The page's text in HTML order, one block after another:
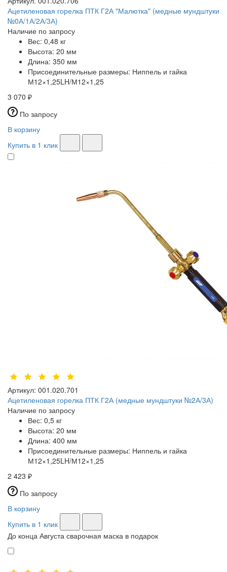
Ацетиленовая горелка ПТК Г2А "Малютка" (медные мундштуки
№0А/1А/2А/3А)
Наличие по запросу
Вес: 0,48 кг
Высота: 20 мм
Длина: 350 мм
Присоединительные размеры: Ниппель и гайка
М12×1,25LH/М12×1,25
3 070 ₽
По запросу
В корзину
Купить в 1 клик
Артикул: 001.020.701
Ацетиленовая горелка ПТК Г2А (медные мундштуки №2А/3А)
Наличие по запросу
Вес: 0,5 кг
Высота: 20 мм
Длина: 400 мм
Присоединительные размеры: Ниппель и гайка
М12×1,25LH/М12×1,25
2 423 ₽
По запросу
В корзину
Купить в 1 клик
До конца Августа сварочная маска в подарок